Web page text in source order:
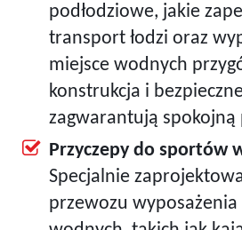
podłodziowe, jakie
transport łodzi oraz
miejsce wodnych
konstrukcja i
zagwarantują spokojną
Przyczepy do sportów
Specjalnie
przewozu